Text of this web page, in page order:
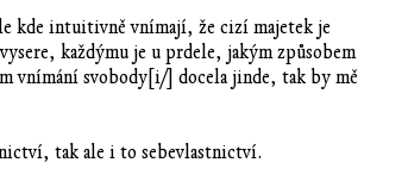
kde intuitivně vnímají, že cizí majetek je
každýmu je u prdele, jakým způsobem
vnímání svobody[i/] docela jinde, tak by mě
tak ale i to sebevlastnictví.